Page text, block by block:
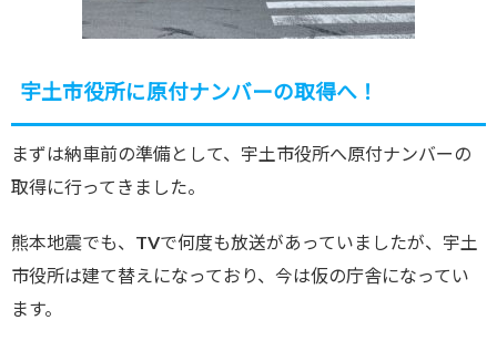
宇土市役所に原付ナンバーの取得へ！
まずは納車前の準備として、宇土市役所へ原付ナンバーの
取得に行ってきました。
熊本地震でも、TVで何度も放送があっていましたが、宇土
市役所は建て替えになっており、今は仮の庁舎になってい
ます。